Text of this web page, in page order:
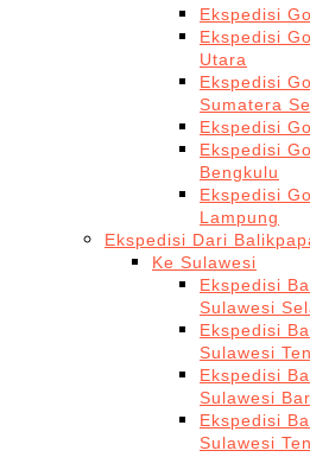
Ekspedisi
Ekspedisi
Utara
Ekspedisi
Sumatera
Ekspedisi
Ekspedisi
Bengkulu
Ekspedisi
Lampung
Ekspedisi Dari
Ke Sulawesi
Ekspedisi
Sulawesi
Ekspedisi
Sulawesi
Ekspedisi
Sulawesi
Ekspedisi
Sulawesi